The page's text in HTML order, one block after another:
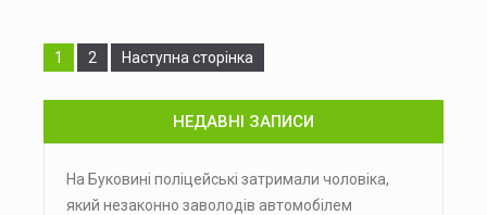
Сторінка
1 Сторінка
2 Наступна сторінка
НЕДАВНІ ЗАПИСИ
На Буковині поліцейські затримали чоловіка,
який незаконно заволодів автомобілем